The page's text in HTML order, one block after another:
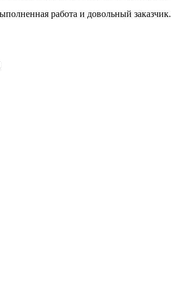
работа и довольный заказчик.